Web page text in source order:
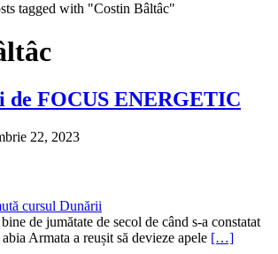
tagged with "Costin Bâltâc"
de FOCUS ENERGETIC
22, 2023
cursul Dunării
de jumătate de secol de când s-a constatat
Armata a reușit să devieze apele […]